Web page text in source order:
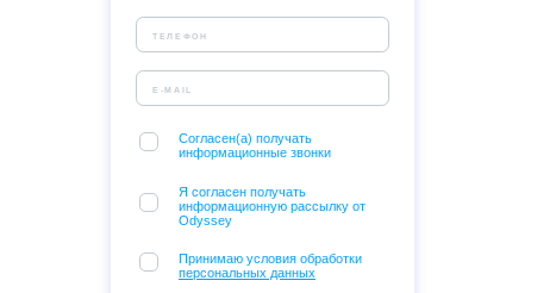
Согласен(а) получать
информационные звонки
Я согласен получать
информационную рассылку от
Odyssey
Принимаю условия обработки
персональных данных